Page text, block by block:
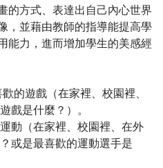
的方式、表達出自己內心世界
，並藉由教師的指導能提高學
能力，進而增加學生的美感經
的遊戲（在家裡、校園裡、
戲是什麼？）。
動（在家裡、校園裡、在外
或是最喜歡的運動選手是